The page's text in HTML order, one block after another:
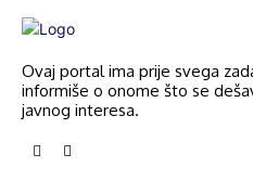
Ovaj portal ima prije svega
informiše o onome što se
javnog interesa.